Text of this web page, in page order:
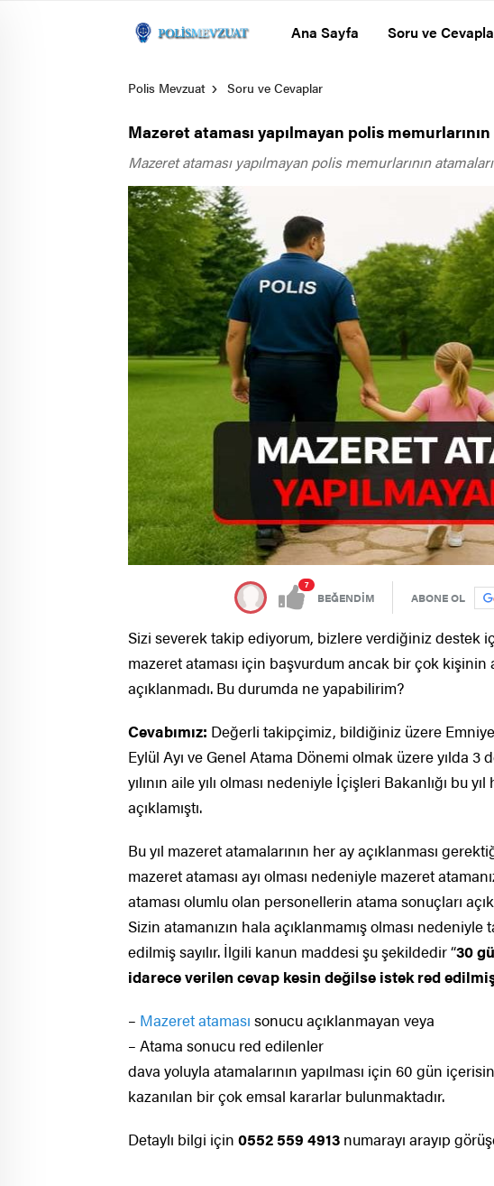
Ana Sayfa Soru ve
Polis Mevzuat Soru ve Cevaplar
Mazeret ataması yapılmayan polis
Mazeret ataması yapılmayan polis memurlarının
7
BEĞENDİM ABONE OL
Sizi severek takip ediyorum, bizlere verdiğiniz destek
mazeret ataması için başvurdum ancak bir çok kişinin
açıklanmadı. Bu durumda ne yapabilirim?
Cevabımız: Değerli takipçimiz, bildiğiniz üzere
Eylül Ayı ve Genel Atama Dönemi olmak üzere yılda 3
yılının aile yılı olması nedeniyle İçişleri Bakanlığı bu
açıklamıştı.
Bu yıl mazeret atamalarının her ay açıklanması
mazeret ataması ayı olması nedeniyle mazeret
ataması olumlu olan personellerin atama sonuçları
Sizin atamanızın hala açıklanmamış olması
edilmiş sayılır. İlgili kanun maddesi şu şekildedir “30
idarece verilen cevap kesin değilse istek red
– Mazeret ataması sonucu açıklanmayan veya
– Atama sonucu red edilenler
dava yoluyla atamalarının yapılması için 60 gün
kazanılan bir çok emsal kararlar bulunmaktadır.
Detaylı bilgi için 0552 559 4913 numarayı arayıp